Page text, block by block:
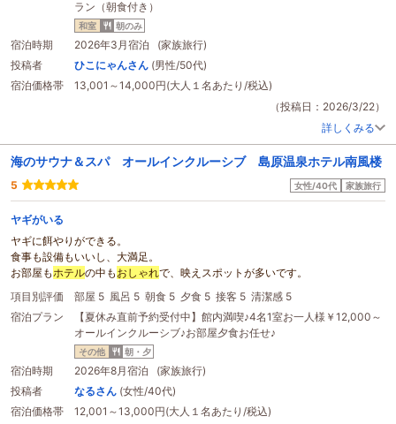
のでコスパのいい ホテルで5歳の子供も綺麗で広い部屋を裸足で過ごせる事に
大喜びでした。
次も利用したいホテル です。
ラン（朝食付き）
和室 朝のみ
宿泊時期
2026年3月宿泊 (家族旅行)
投稿者
ひこにゃんさん (男性/50代)
宿泊価格帯
13,001～14,000円(大人１名あたり/税込)
（投稿日：2026/3/22）
詳しくみる
海のサウナ＆スパ オールインクルーシブ 島原温泉ホテル南風楼
5 女性/40代 家族旅行
ヤギがいる
ヤギに餌やりができる。
食事も設備もいいし、大満足。
お部屋も ホテルの中も おしゃれで、映えスポットが多いです。
項目別評価
部屋 5 風呂 5 朝食 5 夕食 5 接客 5 清潔感 5
宿泊プラン
【夏休み直前予約受付中】館内満喫♪4名1室お一人様￥12,000～
オールインクルーシブ♪お部屋夕食お任せ♪
その他 朝・夕
宿泊時期
2026年8月宿泊 (家族旅行)
投稿者
なるさん (女性/40代)
宿泊価格帯
12,001～13,000円(大人１名あたり/税込)